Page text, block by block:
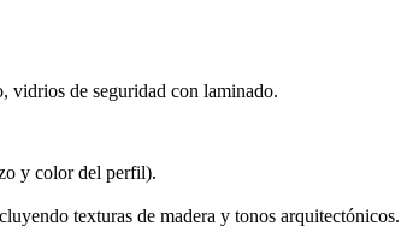
vidrios de seguridad con laminado.
y color del perfil).
texturas de madera y tonos arquitectónicos.